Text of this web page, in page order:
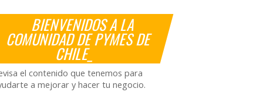
BIENVENIDOS A LA
COMUNIDAD DE PYMES DE
CHILE_
el contenido que tenemos para
a mejorar y hacer tu negocio.